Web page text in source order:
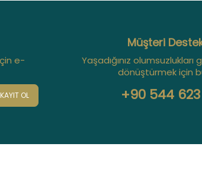
e-
KAYIT OL
Müşteri
Yaşadığınız
dönüştürmek için
+90 544